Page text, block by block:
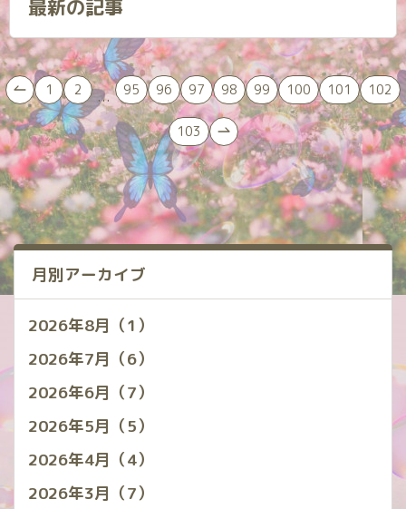
最新の記事
1 2 ... 95 96 97 98 99 100 101 102
103
月別アーカイブ
2026年8月（1）
2026年7月（6）
2026年6月（7）
2026年5月（5）
2026年4月（4）
2026年3月（7）